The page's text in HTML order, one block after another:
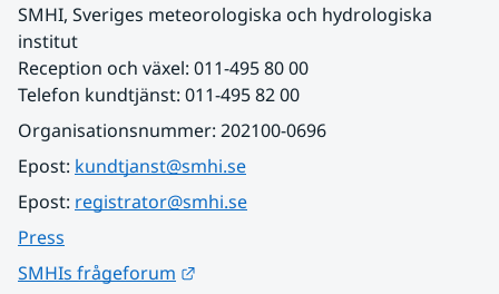
SMHI, Sveriges meteorologiska och hydrologiska
institut
Reception och växel: 011-495 80 00
Telefon kundtjänst: 011-495 82 00
Organisationsnummer: 202100-0696
Epost: kundtjanst@smhi.se
Epost: registrator@smhi.se
Press
SMHIs frågeforum